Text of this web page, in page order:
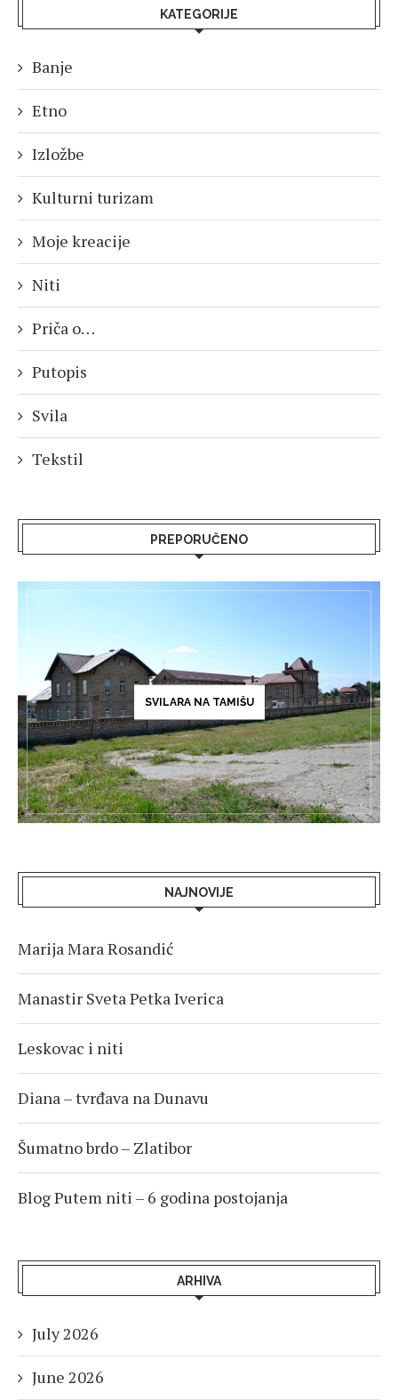
KATEGORIJE
Banje
Etno
Izložbe
Kulturni turizam
Moje kreacije
Niti
Priča o…
Putopis
Svila
Tekstil
PREPORUČENO
SVILARA NA TAMIŠU
NAJNOVIJE
Marija Mara Rosandić
Manastir Sveta Petka Iverica
Leskovac i niti
Diana – tvrđava na Dunavu
Šumatno brdo – Zlatibor
Blog Putem niti – 6 godina postojanja
ARHIVA
July 2026
June 2026